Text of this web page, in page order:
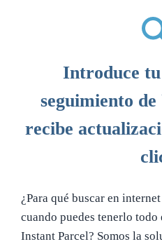
Introduce
seguimiento
recibe
¿Para qué buscar en
cuando puedes tenerlo todo
Instant Parcel? Somos la